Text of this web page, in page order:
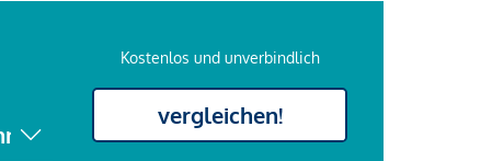
Kostenlos und unverbindlich
vergleichen!